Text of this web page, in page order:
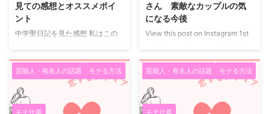
見ての感想とオススメポイ
ント
中学聖日記を見た感想 私はこの
せん。 そんな原作を知らない私
でも十分に楽しめるドラマです。
恋愛ドラマの王道と言っても良い
くらい、主人公を含めさまざまな
登場人物の恋愛を上手に描かれた
さん 素敵なカップルの気
になる今後
View this post on Instagram 1st
ん(@daigo_breakerz_)がシェア
した投稿 - 2017年 1月月11日午前
5時08分PST ビッグカップルの交
際報道 2人の交際は、久々のビッ
グカップル誕生ということでスポ
芸能人・有名人の話題 モテる方法 芸能人・有名人の話題 モテる方法